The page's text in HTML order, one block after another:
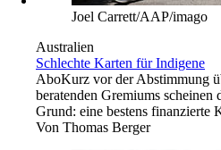
Joel Carrett/AAP/imago
Australien
Schlechte Karten für Indigene
AboKurz vor der Abstimmung
beratenden Gremiums scheinen
Grund: eine bestens finanzierte
Von Thomas Berger